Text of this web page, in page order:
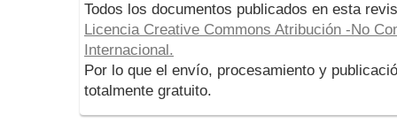
Todos los documentos publicados en esta
Licencia Creative Commons Atribución -No
Internacional.
Por lo que el envío, procesamiento y
totalmente gratuito.